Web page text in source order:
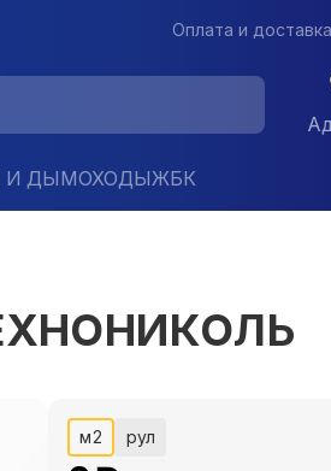
Оплата и доставка
И ДЫМОХОДЫЖБК
м2 рул